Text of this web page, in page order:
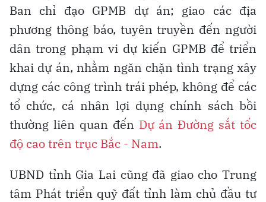
Ban chỉ đạo GPMB dự án; giao các địa
phương thông báo, tuyên truyền đến người
dân trong phạm vi dự kiến GPMB để triển
khai dự án, nhằm ngăn chặn tình trạng xây
dựng các công trình trái phép, không để các
tổ chức, cá nhân lợi dụng chính sách bồi
thường liên quan đến Dự án Đường sắt tốc
độ cao trên trục Bắc - Nam.
UBND tỉnh Gia Lai cũng đã giao cho Trung
tâm Phát triển quỹ đất tỉnh làm chủ đầu tư